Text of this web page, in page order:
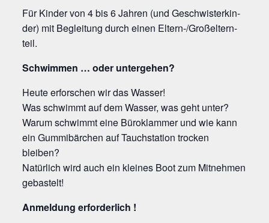
Für Kin­der von 4 bis 6 Jah­ren (und Geschwis­ter­kin­
der) mit Beglei­tung durch einen Eltern-/Groß­el­tern­
teil.
Schwim­men … oder untergehen?
Heu­te erfor­schen wir das Wasser!
Was schwimmt auf dem Was­ser, was geht unter?
War­um schwimmt eine Büro­klam­mer und wie kann
ein Gum­mi­bär­chen auf Tauch­sta­ti­on tro­cken
bleiben?
Natür­lich wird auch ein klei­nes Boot zum Mit­neh­men
gebastelt!
Anmel­dung erforderlich !